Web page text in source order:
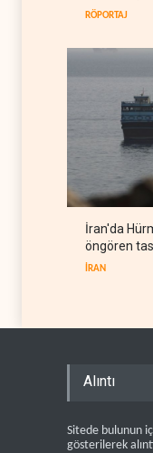
RÖPORTAJ
İran'da
öngören
İRAN
Alıntı
Sitede bulunun
gösterilerek